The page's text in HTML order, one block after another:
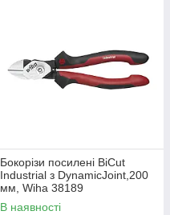
Бокорізи посилені BiCut
Industrial з DynamicJoint,200
мм, Wiha 38189
В наявності